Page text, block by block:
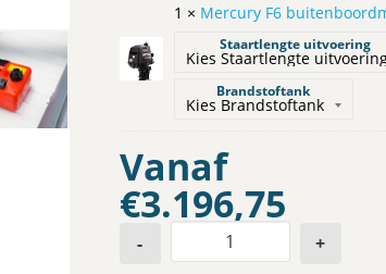
1 × Mercury F6
Staartlengte uitvoering
Brandstoftank
Vanaf
€3.196,75
- +